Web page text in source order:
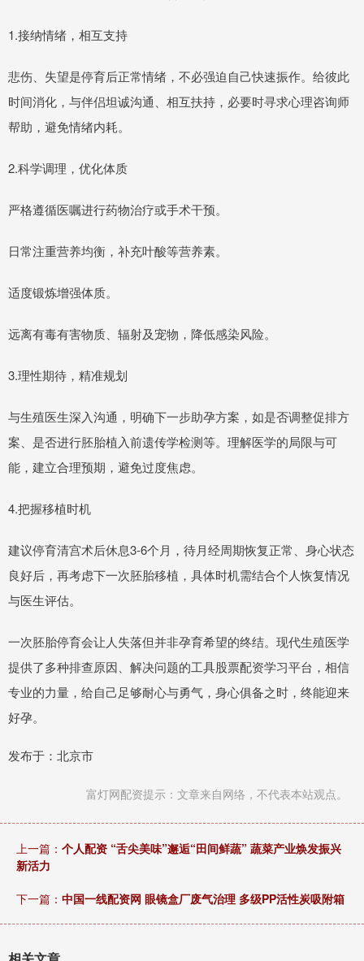
1.接纳情绪，相互支持
悲伤、失望是停育后正常情绪，不必强迫自己快速振作。给彼此
时间消化，与伴侣坦诚沟通、相互扶持，必要时寻求心理咨询师
帮助，避免情绪内耗。
2.科学调理，优化体质
严格遵循医嘱进行药物治疗或手术干预。
日常注重营养均衡，补充叶酸等营养素。
适度锻炼增强体质。
远离有毒有害物质、辐射及宠物，降低感染风险。
3.理性期待，精准规划
与生殖医生深入沟通，明确下一步助孕方案，如是否调整促排方
案、是否进行胚胎植入前遗传学检测等。理解医学的局限与可
能，建立合理预期，避免过度焦虑。
4.把握移植时机
建议停育清宫术后休息3-6个月，待月经周期恢复正常、身心状态
良好后，再考虑下一次胚胎移植，具体时机需结合个人恢复情况
与医生评估。
一次胚胎停育会让人失落但并非孕育希望的终结。现代生殖医学
提供了多种排查原因、解决问题的工具股票配资学习平台，相信
专业的力量，给自己足够耐心与勇气，身心俱备之时，终能迎来
好孕。
发布于：北京市
富灯网配资提示：文章来自网络，不代表本站观点。
上一篇： 个人配资 “舌尖美味”邂逅“田间鲜蔬” 蔬菜产业焕发振兴
新活力
下一篇： 中国一线配资网 眼镜盒厂废气治理 多级PP活性炭吸附箱